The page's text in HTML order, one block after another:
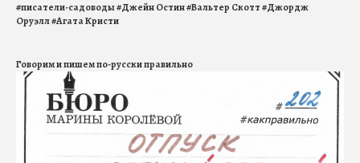
#писатели-садоводы#Джейн Остин#Вальтер Скотт#Джордж
Оруэлл#Агата Кристи
Говорим и пишем по-русски правильно